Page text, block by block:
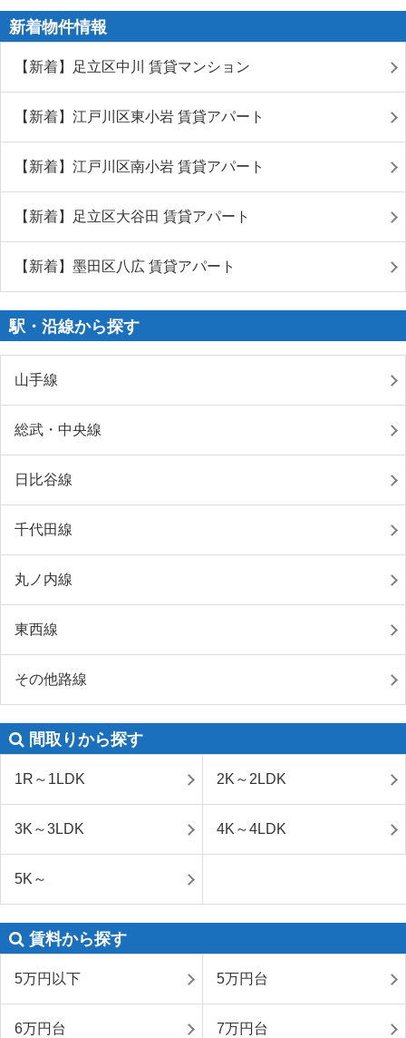
新着物件情報
【新着】足立区中川 賃貸マンション
【新着】江戸川区東小岩 賃貸アパート
【新着】江戸川区南小岩 賃貸アパート
【新着】足立区大谷田 賃貸アパート
【新着】墨田区八広 賃貸アパート
駅・沿線から探す
山手線
総武・中央線
日比谷線
千代田線
丸ノ内線
東西線
その他路線
間取りから探す
1R～1LDK 2K～2LDK
3K～3LDK 4K～4LDK
5K～
賃料から探す
5万円以下 5万円台
6万円台 7万円台